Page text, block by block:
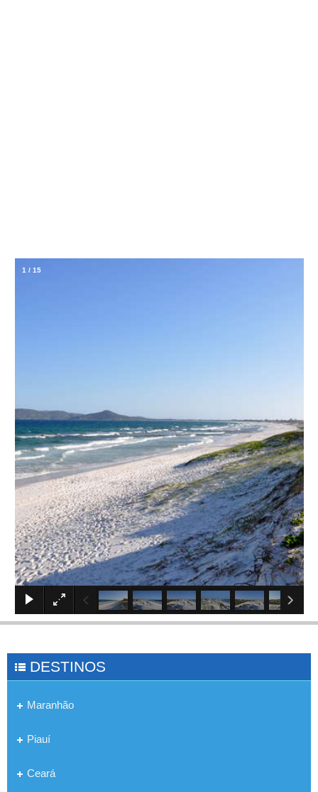
×
1 / 15
DESTINOS
Maranhão
Piauí
Ceará